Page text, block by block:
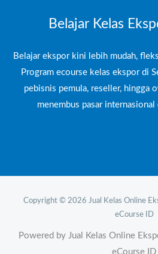
Belajar Kelas
Belajar ekspor kini lebih mudah,
Program ecourse kelas ekspor di
pebisnis pemula, reseller, hingga
menembus pasar
Copyright © 2026 Jual Kelas Online
eCourse ID
Powered by Jual Kelas Online
eCourse ID